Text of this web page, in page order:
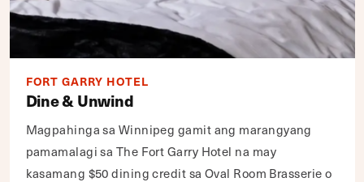
FORT GARRY HOTEL
Dine & Unwind
Magpahinga sa Winnipeg gamit ang marangyang
pamamalagi sa The Fort Garry Hotel na may
kasamang $50 dining credit sa Oval Room Brasserie o